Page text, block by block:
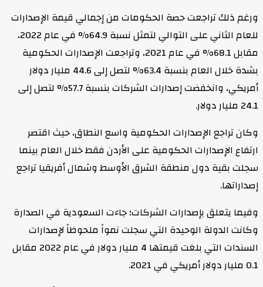
ورغم ذلك تراجعت حصة الحكومات من إجمالي قيمة الإصدارات
للعام الثاني على التوالي لتمثل نسبة 64.9% في عام 2022،
مقابل 68.1% في عام 2021، وتراجعت الإصدارات الحكومية
بشدة خلال العام بنسبة 63.4% لتصل إلى 44.6 مليار دولار
أمريكي، وانخفضت إصدارات الشركات بنسبة 57.7% لتصل إلى
24.1 مليار دولار.
وكان تراجع الإصدارات الحكومية واسع النطاق، حيث اقتصر
ارتفاع الإصدارات الحكومية على الأردن فقط خلال العام بينما
سجلت بقية دول منطقة الشرق الأوسط وشمال أفريقيا تراجع
إصداراتها.
وفيما يتعلق بإصدارات الشركات؛ جاءت السعودية في الصدارة
وكانت الدولة الوحيدة التي سجلت نمواً ملحوظاً لإصدارات
السندات التي بلغت قيمتها 4 مليار دولار في عام 2022 مقابل
0.1 مليار دولار أمريكي في 2021.